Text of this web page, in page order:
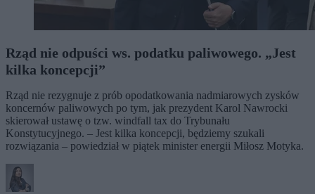
Rząd nie odpuści ws. podatku paliwowego. „Jest
kilka koncepcji”
Rząd nie rezygnuje z prób opodatkowania nadmiarowych zysków
koncernów paliwowych po tym, jak prezydent Karol Nawrocki
skierował ustawę o tzw. windfall tax do Trybunału
Konstytucyjnego. – Jest kilka koncepcji, będziemy szukali
rozwiązania – powiedział w piątek minister energii Miłosz Motyka.